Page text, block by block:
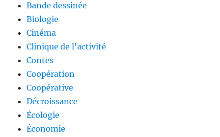
Bande dessinée
Biologie
Cinéma
Clinique de l'activité
Contes
Coopération
Coopérative
Décroissance
Écologie
Économie